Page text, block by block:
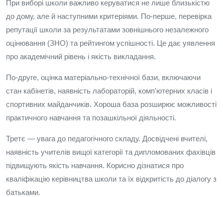
При виборі школи важливо керуватися не лише близькістю
до дому, але й наступними критеріями. По‑перше, перевірка
репутації школи за результатами зовнішнього незалежного
оцінювання (ЗНО) та рейтингом успішності. Це дає уявлення
про академічний рівень і якість викладання.
По‑друге, оцінка матеріально‑технічної бази, включаючи
стан кабінетів, наявність лабораторій, комп'ютерних класів і
спортивних майданчиків. Хороша база розширює можливості
практичного навчання та позашкільної діяльності.
Третє — увага до педагогічного складу. Досвідчені вчителі,
наявність учителів вищої категорії та дипломованих фахівців
підвищують якість навчання. Корисно дізнатися про
кваліфікацію керівництва школи та їх відкритість до діалогу з
батьками.